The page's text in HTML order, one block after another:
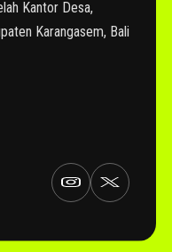
Kantor Desa,
Karangasem, Bali